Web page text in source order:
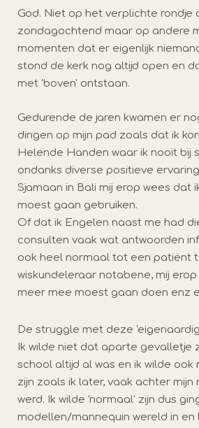
God. Niet op het verplichte rondje
zondagochtend maar op andere
momenten dat er eigenlijk
stond de kerk nog altijd open en
met 'boven' ontstaan.
Gedurende de jaren kwamen er
dingen op mijn pad zoals dat ik
Helende Handen waar ik nooit bij
ondanks diverse positieve
Sjamaan in Bali mij erop wees dat
moest gaan gebruiken.
Of dat ik Engelen naast me had
consulten vaak wat antwoorden
ook heel normaal tot een patiënt
wiskundeleraar notabene, mij
meer mee moest gaan doen enz
De struggle met deze
Ik wilde niet dat aparte gevalletje
school altijd al was en ik wilde
zijn zoals ik later, vaak achter mijn
werd. Ik wilde 'normaal' zijn dus
modellen/mannequin wereld in